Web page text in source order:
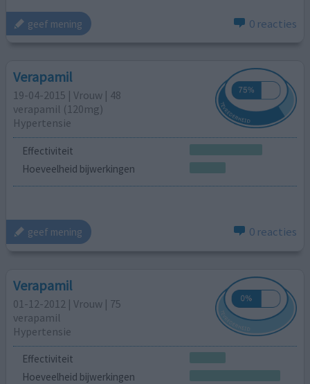
geef mening 0 reacties
Verapamil
19-04-2015 | Vrouw | 48
verapamil (120mg)
Hypertensie
Effectiviteit
Hoeveelheid bijwerkingen
geef mening 0 reacties
Verapamil
01-12-2012 | Vrouw | 75
verapamil
Hypertensie
Effectiviteit
Hoeveelheid bijwerkingen